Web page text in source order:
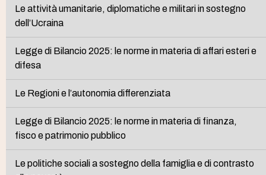
Le attività umanitarie, diplomatiche e militari in sostegno
dell’Ucraina
Legge di Bilancio 2025: le norme in materia di affari esteri e
difesa
Le Regioni e l’autonomia differenziata
Legge di Bilancio 2025: le norme in materia di finanza,
fisco e patrimonio pubblico
Le politiche sociali a sostegno della famiglia e di contrasto